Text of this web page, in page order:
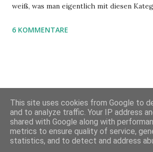
weiß, was man eigentlich mit diesen
sie Ihnen vor.
6 KOMMENTARE
Powered by Blogger
This site uses cookies from Google to
and to analyze traffic. Your IP address
shared with Google along with
metrics to ensure quality of service,
statistics, and to detect and address